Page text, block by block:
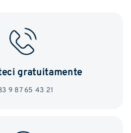
gratuitamente
9 87 65 43 21